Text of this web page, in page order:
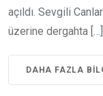
açıldı. Sevgili
üzerine dergahta […]
DAHA FAZLA